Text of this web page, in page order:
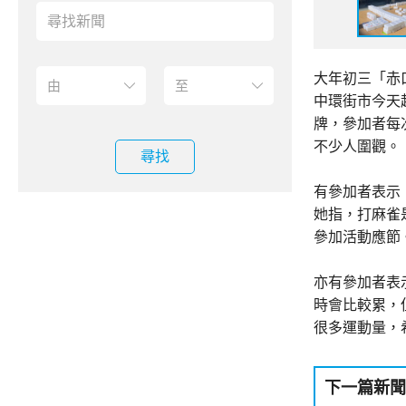
尋找
大年初三「
中環街市今天
牌，參加者
不少人圍觀。
有參加者表示
她指，打麻雀
參加活動應節
亦有參加者表
時會比較累
很多運動量，
下一篇新